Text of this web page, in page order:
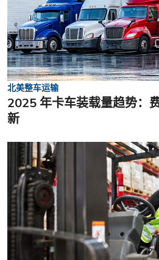
北美整车运输
2025 年卡车装载量趋势：
新